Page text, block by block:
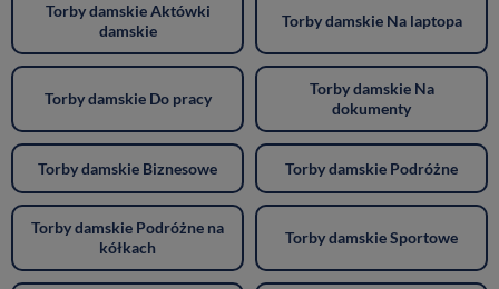
Torby damskie Aktówki
damskie
Torby damskie Na laptopa
Torby damskie Do pracy
Torby damskie Na
dokumenty
Torby damskie Biznesowe Torby damskie Podróżne
Torby damskie Podróżne na
kółkach
Torby damskie Sportowe